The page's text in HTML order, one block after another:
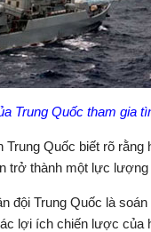
Trung Quốc tham gia
Quốc biết rõ
trở thành một lực
đội Trung Quốc là
lợi ích chiến lược